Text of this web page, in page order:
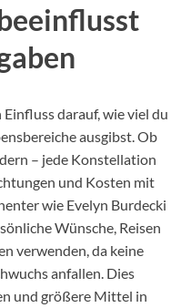
darauf, wie viel du
ausgibst. Ob
– jede Konstellation
und Kosten mit
wie Evelyn Burdecki
Wünsche, Reisen
verwenden, da keine
anfallen. Dies
und größere Mittel in